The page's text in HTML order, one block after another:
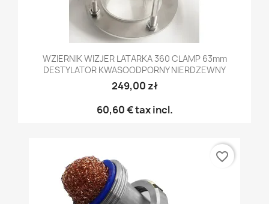
WZIERNIK WIZJER LATARKA 360 CLAMP 63mm
DESTYLATOR KWASOODPORNY NIERDZEWNY
249,00 zł
60,60 €tax incl.
favorite_border